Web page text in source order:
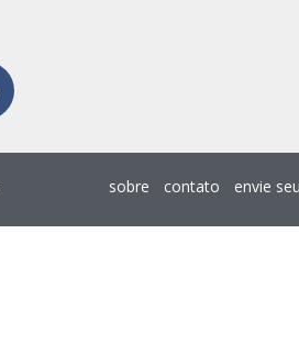
sobre contato envie